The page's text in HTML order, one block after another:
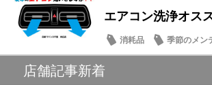
エアコン洗浄オス
消耗品 季節のメン
話題の情報
店舗記事新着